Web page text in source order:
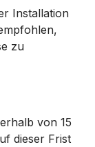
Installation
zu
von 15
dieser Frist